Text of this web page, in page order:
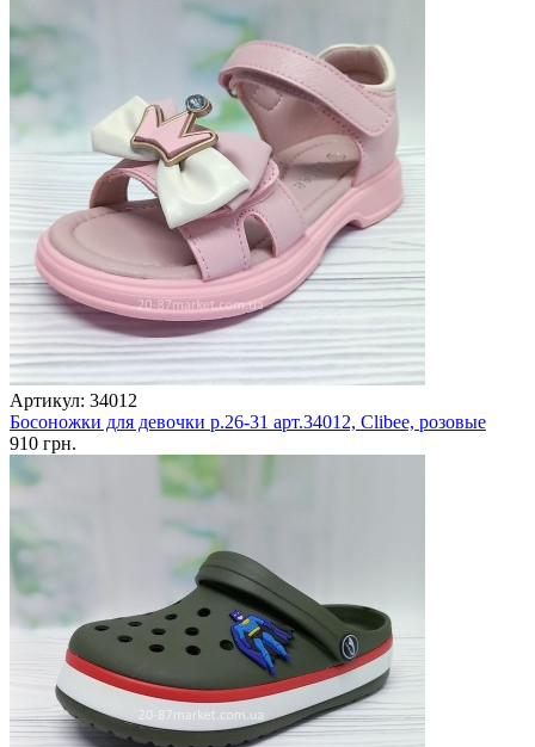
Артикул: 34012
Босоножки для девочки р.26-31 арт.34012, Clibee, розовые
910 грн.